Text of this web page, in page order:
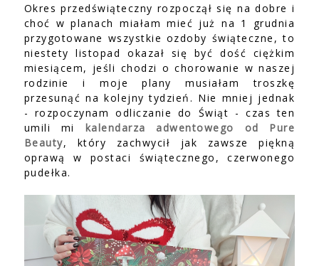
Okres przedświąteczny rozpoczął się na dobre i
choć w planach miałam mieć już na 1 grudnia
przygotowane wszystkie ozdoby świąteczne, to
niestety listopad okazał się być dość ciężkim
miesiącem, jeśli chodzi o chorowanie w naszej
rodzinie i moje plany musiałam troszkę
przesunąć na kolejny tydzień. Nie mniej jednak
- rozpoczynam odliczanie do Świąt - czas ten
umili mi kalendarza adwentowego od Pure
Beauty, który zachwycił jak zawsze piękną
oprawą w postaci świątecznego, czerwonego
pudełka.